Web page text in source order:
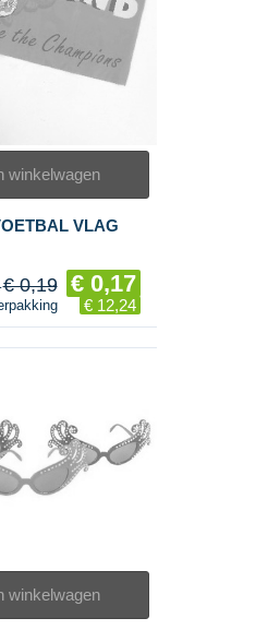
winkelwagen
VLAG
€ 0,19 € 0,17
€ 12,24
winkelwagen